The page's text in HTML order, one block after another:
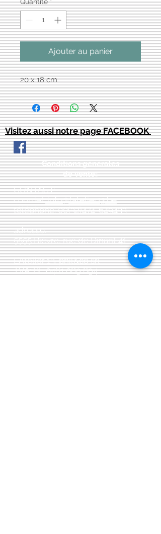
Ajouter au panier
20 x 18 cm
Visitez aussi notre page FACEBOOK
Conditions générales
de vente::
CONTACT:
courriel:info@latelier13.be
téléphone:00(32)474-649433
adresse:
5555 Bièvre, rue de Dinant 41
L'Atelier 13, phil&co srl
TVA: BE0461 089 894